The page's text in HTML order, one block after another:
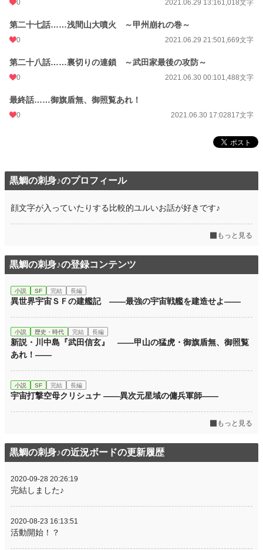
0 2021.06.29 13:161,018文字
第二十七話……浅間山大噴火 ～甲州崩れの巻～
0 2021.06.29 21:501,669文字
第二十八話……裏切りの連鎖 ～武田家最後の攻防～
0 2021.06.30 00:101,488文字
最終話……御旗盾無、御照覧あれ！
0 2021.06.30 17:02817文字
黒鯛の刺身♪のプロフィール
顔文字が入っていたりする比較的ユルいお話が好きです♪
もっと見る
黒鯛の刺身♪の登録コンテンツ
小説 SF 完結 長編
異世界宇宙ＳＦの建艦記 ――最強の宇宙戦艦を建造せよ――
小説 歴史・時代 完結 長編
新説・川中島『武田信玄』 ――甲山の猛虎・御旗盾無、御照覧
あれ！――
小説 SF 完結 長編
宇宙打撃空母クリシュナ ――異次元星域の傭兵軍師――
もっと見る
黒鯛の刺身♪の近況ボードの更新履歴
2020-09-28 20:26:19
完結しました♪
2020-08-23 16:13:51
活動開始！？